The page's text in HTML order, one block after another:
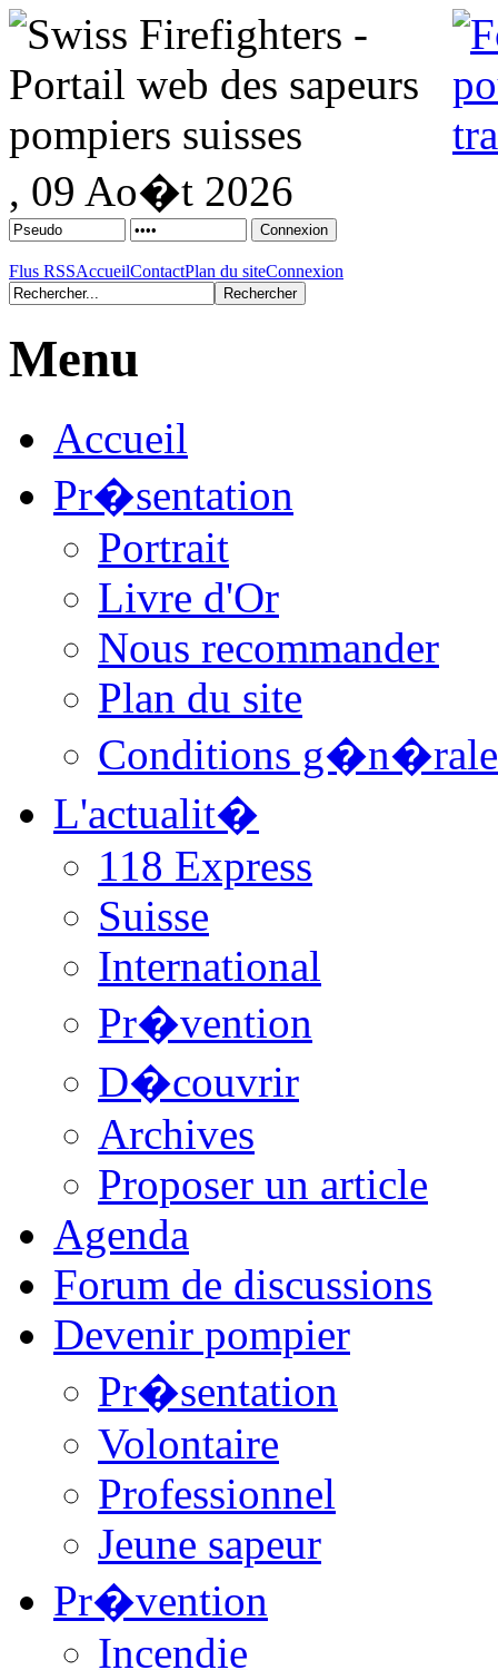
, 09 Ao�t 2026
Flus RSSAccueilContactPlan du siteConnexion
Menu
Accueil
Pr�sentation
Portrait
Livre d'Or
Nous recommander
Plan du site
Conditions
L'actualit�
118 Express
Suisse
International
Pr�vention
D�couvrir
Archives
Proposer un article
Agenda
Forum de discussions
Devenir pompier
Pr�sentation
Volontaire
Professionnel
Jeune sapeur
Pr�vention
Incendie